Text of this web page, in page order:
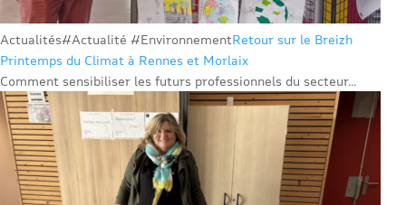
Actualités#Actualité #EnvironnementRetour sur le Breizh
Printemps du Climat à Rennes et Morlaix
Comment sensibiliser les futurs professionnels du secteur...